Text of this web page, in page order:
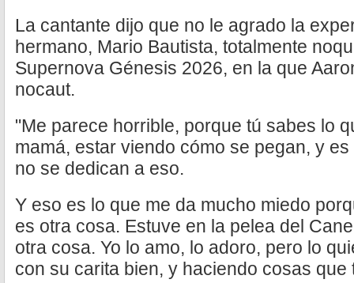
La cantante dijo que no le agrado la
hermano, Mario Bautista, totalmente
Supernova Génesis 2026, en la que
nocaut.
"Me parece horrible, porque tú sabes lo
mamá, estar viendo cómo se pegan, y
no se dedican a eso.
Y eso es lo que me da mucho miedo
es otra cosa. Estuve en la pelea del
otra cosa. Yo lo amo, lo adoro, pero lo
con su carita bien, y haciendo cosas que